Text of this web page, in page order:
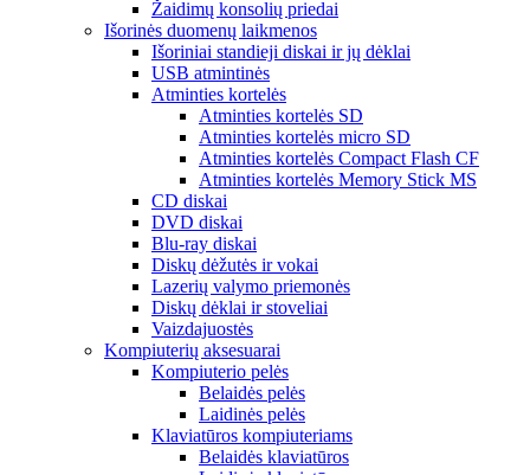
Žaidimų konsolių priedai
Išorinės duomenų laikmenos
Išoriniai standieji diskai ir jų dėklai
USB atmintinės
Atminties kortelės
Atminties kortelės SD
Atminties kortelės micro SD
Atminties kortelės Compact Flash CF
Atminties kortelės Memory Stick MS
CD diskai
DVD diskai
Blu-ray diskai
Diskų dėžutės ir vokai
Lazerių valymo priemonės
Diskų dėklai ir stoveliai
Vaizdajuostės
Kompiuterių aksesuarai
Kompiuterio pelės
Belaidės pelės
Laidinės pelės
Klaviatūros kompiuteriams
Belaidės klaviatūros